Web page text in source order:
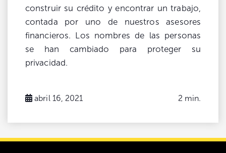
construir su crédito y encontrar un trabajo,
contada por uno de nuestros asesores
financieros. Los nombres de las personas
se han cambiado para proteger su
privacidad.
abril 16, 2021 2 min.